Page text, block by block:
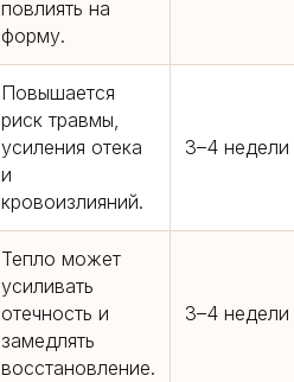
повлиять на
форму.
Повышается
риск травмы,
усиления отека
и
кровоизлияний.
3–4 недели
Тепло может
усиливать
отечность и
замедлять
восстановление.
3–4 недели